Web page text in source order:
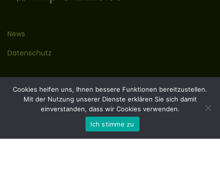
News
Datenschutz
Kontakt
Impressum
Cookies helfen uns, Ihnen bessere Funktionen bereitzustellen.
Mit der Nutzung unserer Dienste erklären Sie sich damit
einverstanden, dass wir Cookies verwenden.
Ich stimme zu